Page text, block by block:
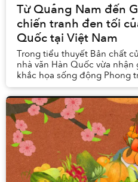
Từ Quảng Nam đến
chiến tranh đen tối
Quốc tại Việt Nam
Trong tiểu thuyết Bản chất
nhà văn Hàn Quốc vừa
khắc họa sống động Phong
ngày 18/5. Vào thời điểm